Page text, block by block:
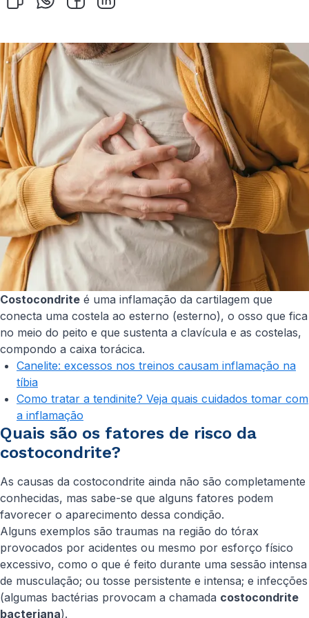
Costocondrite é uma inflamação da cartilagem que
conecta uma costela ao esterno (esterno), o osso que fica
no meio do peito e que sustenta a clavícula e as costelas,
compondo a caixa torácica.
Canelite: excessos nos treinos causam inflamação na
tíbia
Como tratar a tendinite? Veja quais cuidados tomar com
a inflamação
Quais são os fatores de risco da
costocondrite?
As causas da costocondrite ainda não são completamente
conhecidas, mas sabe-se que alguns fatores podem
favorecer o aparecimento dessa condição.
Alguns exemplos são traumas na região do tórax
provocados por acidentes ou mesmo por esforço físico
excessivo, como o que é feito durante uma sessão intensa
de musculação; ou tosse persistente e intensa; e infecções
(algumas bactérias provocam a chamada costocondrite
bacteriana).